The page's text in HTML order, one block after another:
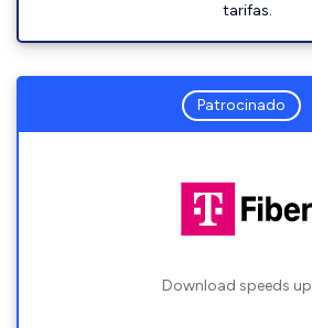
tarifas.
Patrocinado
Download speeds